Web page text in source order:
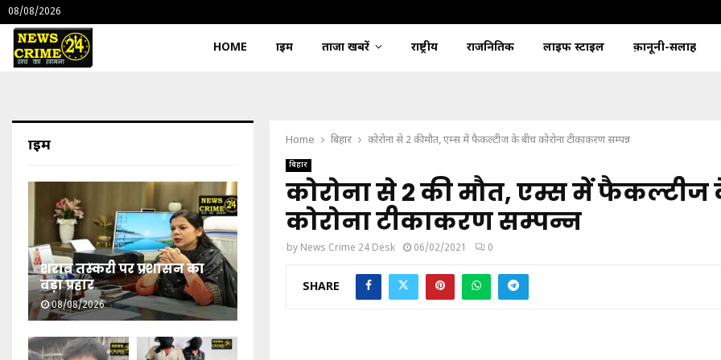
08/08/2026
HOME क्राइम ताजा खबरें राष्ट्रीय राजनितिक लाइफ स्टाइल क़ानूनी-सलाह
Home बिहार कोरोना से 2 की मौत, एम्स में फैकल्टीज के बीच कोरोना टीकाकरण सम्पन्न
बिहार
कोरोना से 2 की मौत, एम्स में फैकल्टीज
कोरोना टीकाकरण सम्पन्न
by News Crime 24 Desk 06/02/2021 0
SHARE
क्राइम
शराब तस्करी पर प्रशासन का
बड़ा प्रहार
08/08/2026